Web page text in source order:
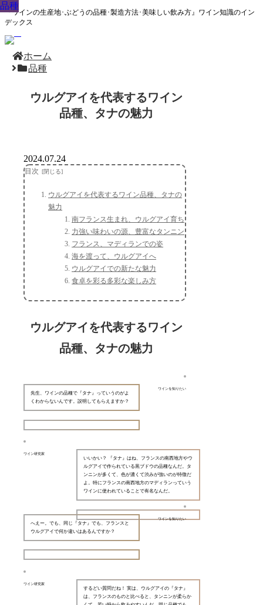
『ワインの生産地･ぶどうの品種･製造方法･美味しい飲み方』ワイン知識のイン
デックス
ホーム
品種
ウルグアイを代表するワイン
品種、タナの魅力
品種
2024.07.24
目次
ウルグアイを代表するワイン品種、タナの
魅力
南フランス生まれ、ウルグアイ育ち
力強い味わいの源、豊富なタンニン
フランス、マディランでの姿
海を渡って、ウルグアイへ
ウルグアイでの新たな魅力
食卓を彩る多彩な楽しみ方
ウルグアイを代表するワイン
品種、タナの魅力
ワインを知りたい
先生、ワインの品種で『タナ』っていうのがよ
くわからないんです。説明してもらえますか？
ワイン研究家
いいかい？ 『タナ』はね、フランスの南西地方やウ
ルグアイで作られている黒ブドウの品種なんだ。タ
ンニンが多くて、色が濃くて渋みが強いのが特徴だ
よ。特にフランスの南西地方のマディランっていう
ワインに使われていることで有名なんだ。
ワインを知りたい
へえー。でも、同じ『タナ』でも、フランスと
ウルグアイで何か違いはあるんですか？
ワイン研究家
するどい質問だね！ 実は、ウルグアイの『タナ』
は、フランスのものと比べると、タンニンが柔らか
品種
品種
品種
品種
品種
品種
品種
品種